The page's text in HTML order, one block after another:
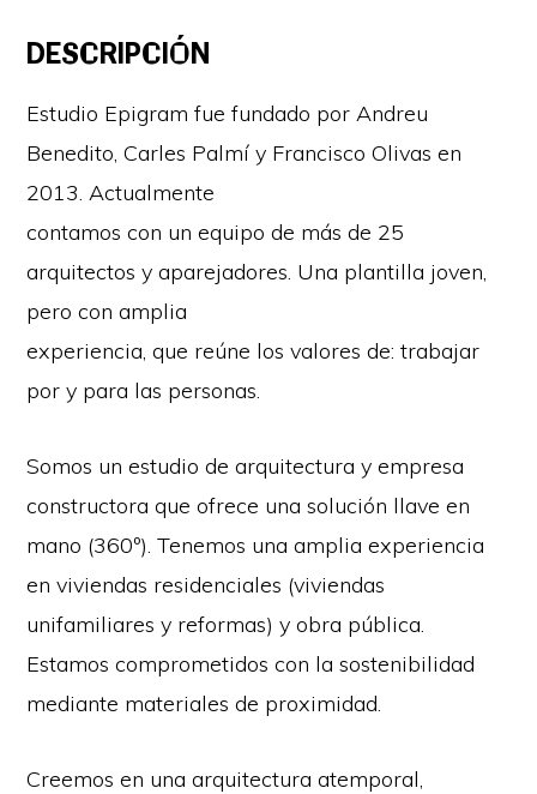
DESCRIPCIÓN
Estudio Epigram fue fundado por Andreu
Benedito, Carles Palmí y Francisco Olivas en
2013. Actualmente
contamos con un equipo de más de 25
arquitectos y aparejadores. Una plantilla joven,
pero con amplia
experiencia, que reúne los valores de: trabajar
por y para las personas.
Somos un estudio de arquitectura y empresa
constructora que ofrece una solución llave en
mano (360º). Tenemos una amplia experiencia
en viviendas residenciales (viviendas
unifamiliares y reformas) y obra pública.
Estamos comprometidos con la sostenibilidad
mediante materiales de proximidad.
Creemos en una arquitectura atemporal,